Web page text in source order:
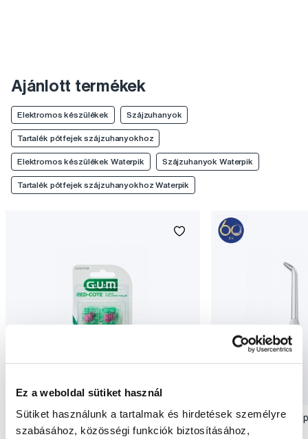
Ez a weboldal sütiket használ
Sütiket használunk a tartalmak és hirdetések személyre
szabásához, közösségi funkciók biztosításához,
Ajánlott termékek
Elektromos készülékek Szájzuhanyok
Tartalék pótfejek szájzuhanyokhoz
Elektromos készülékek Waterpik Szájzuhanyok Waterpik
Tartalék pótfejek szájzuhanyokhoz Waterpik
GUM Red-Cote tabletta, 12 db/csomag Waterpik Classic Jet